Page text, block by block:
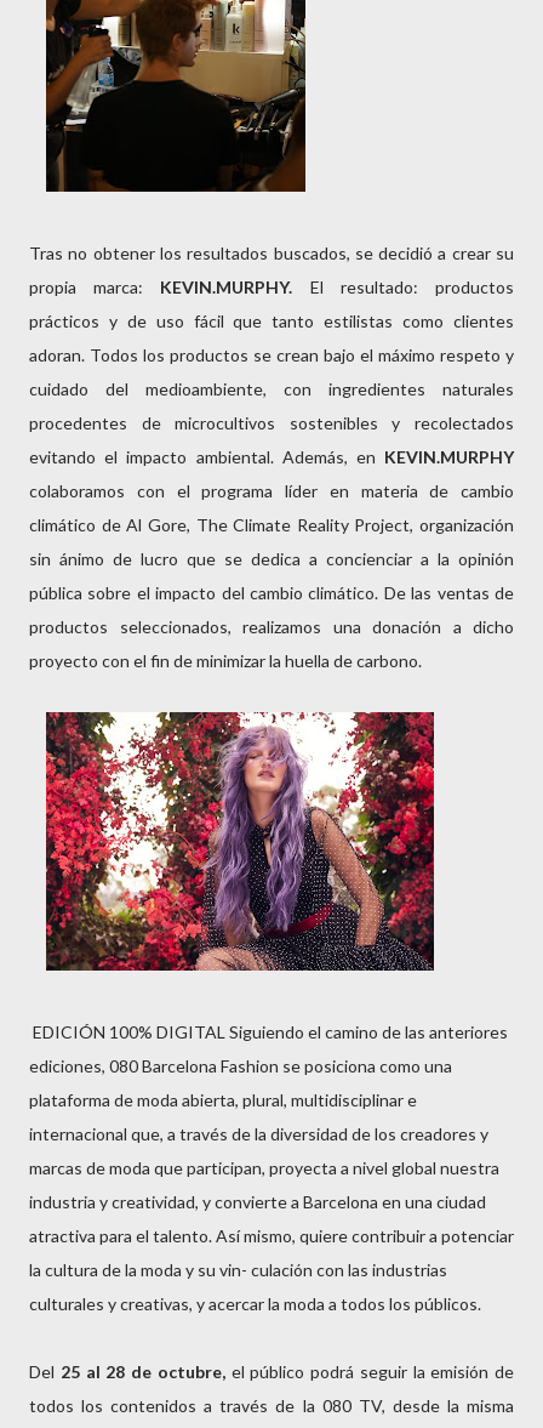
Tras no obtener los resultados buscados, se decidió a crear su
propia marca: KEVIN.MURPHY. El resultado: productos
prácticos y de uso fácil que tanto estilistas como clientes
adoran. Todos los productos se crean bajo el máximo respeto y
cuidado del medioambiente, con ingredientes naturales
procedentes de microcultivos sostenibles y recolectados
evitando el impacto ambiental. Además, en KEVIN.MURPHY
colaboramos con el programa líder en materia de cambio
climático de Al Gore, The Climate Reality Project, organización
sin ánimo de lucro que se dedica a concienciar a la opinión
pública sobre el impacto del cambio climático. De las ventas de
productos seleccionados, realizamos una donación a dicho
proyecto con el fin de minimizar la huella de carbono.
EDICIÓN 100% DIGITAL Siguiendo el camino de las anteriores
ediciones, 080 Barcelona Fashion se posiciona como una
plataforma de moda abierta, plural, multidisciplinar e
internacional que, a través de la diversidad de los creadores y
marcas de moda que participan, proyecta a nivel global nuestra
industria y creatividad, y convierte a Barcelona en una ciudad
atractiva para el talento. Así mismo, quiere contribuir a potenciar
la cultura de la moda y su vin- culación con las industrias
culturales y creativas, y acercar la moda a todos los públicos.
Del 25 al 28 de octubre,el público podrá seguir la emisión de
todos los contenidos a través de la 080 TV, desde la misma